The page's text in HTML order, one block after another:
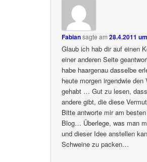
Fabiansagte am28.4.2011
Glaub ich hab dir auf einen
einer anderen Seite
habe haargenau dasselbe
heute morgen irgendwie den
gehabt … Gut zu lesen,
andere gibt, die diese
Bitte antworte mir am
Blog… Überlege, was man
und dieser Idee anstellen
Schweine zu packen…